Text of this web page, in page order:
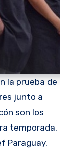
la prueba de
junto a
son los
temporada.
Paraguay.